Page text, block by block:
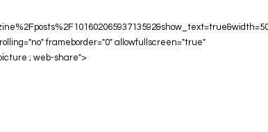
frameborder="0" allowfullscreen="true"
; web-share">